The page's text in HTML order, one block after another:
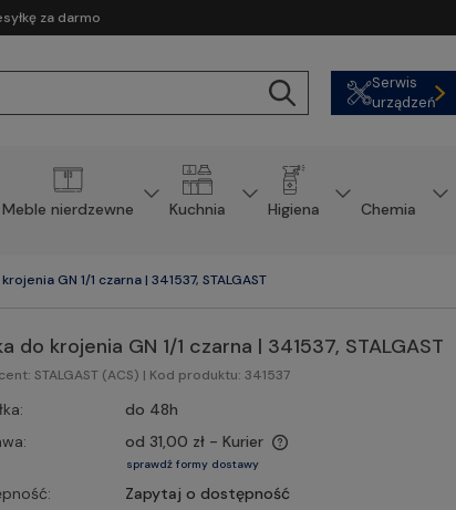
za darmo
Serwis
urządzeń
Meble nierdzewne Kuchnia Higiena Chemia
GN 1/1 czarna | 341537, STALGAST
do krojenia GN 1/1 czarna | 341537, STALGAST
STALGAST (ACS) | Kod produktu: 341537
do 48h
od 31,00 zł - Kurier
sprawdź formy dostawy
Zapytaj o dostępność